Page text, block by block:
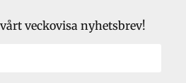
veckovisa nyhetsbrev!